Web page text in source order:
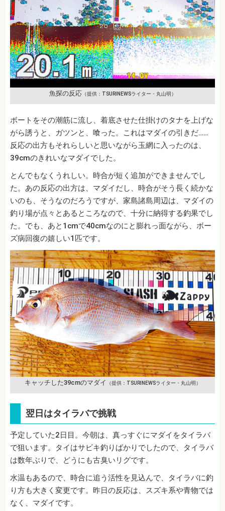
魚探の反応（提供：TSURINEWSライター・丸山明）
ボートをその潮筋に流し、着底させた仕掛けのタナを上げな
がら誘うと、ガツンと、喰った。これはマダイの引きだ……
反応の出方もそれらしいと思いながら玉網に入ったのは、
39cmのきれいなマダイでした。
とんでもなくうれしい。時合が短く追加ができませんでし
た。あの反応の出方は、マダイだし、時合がそう長く続かな
いのも、そうなのだろうですが、家島諸島周辺は、マダイの
釣り場が点々とあるところなので、十分に納得する釣果でし
た。でも、あと1cmで40cmなのにと膨れっ面ながら、ボー
ズ病回復の嬉しい1匹です。
キャッチした39cmのマダイ （提供：TSURINEWSライター・丸山明）
翌日はタイラバで挑戦
予定していた2日目。今朝は、真っすぐにマダイをタイラバ
で狙います。タイはサビキ釣りばかりでしたので、タイラバ
は数年ぶりで、どうにも古臭いリグです。
水温もあるので、時合に追う活性を見込んで、タイラバに釣
り方も大きく変更です。昨日の反応は、スズキ系や青物では
なく、マダイです。